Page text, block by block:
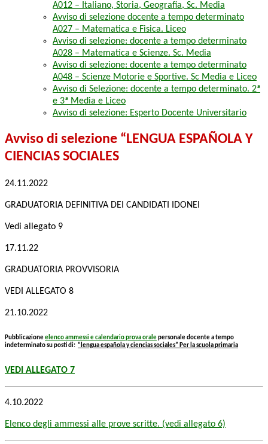
A012 – Italiano, Storia, Geografia, Sc. Media
Avviso di selezione docente a tempo determinato
A027 – Matematica e Fisica. Liceo
Avviso di selezione: docente a tempo determinato
A028 – Matematica e Scienze. Sc. Media
Avviso di selezione: docente a tempo determinato
A048 – Scienze Motorie e Sportive. Sc Media e Liceo
Avviso di Selezione: docente a tempo determinato. 2ª
e 3ª Media e Liceo
Avviso di selezione: Esperto Docente Universitario
Avviso di selezione “LENGUA ESPAÑOLA Y
CIENCIAS SOCIALES
24.11.2022
GRADUATORIA DEFINITIVA DEI CANDIDATI IDONEI
Vedi allegato 9
17.11.22
GRADUATORIA PROVVISORIA
VEDI ALLEGATO 8
21.10.2022
Pubblicazioneelenco ammessi e calendario prova oralepersonale docente a tempo
indeterminato su posti di: “lengua española y ciencias sociales” Per la scuola primaria
VEDI ALLEGATO 7
4.10.2022
Elenco degli ammessi alle prove scritte. (vedi allegato 6)